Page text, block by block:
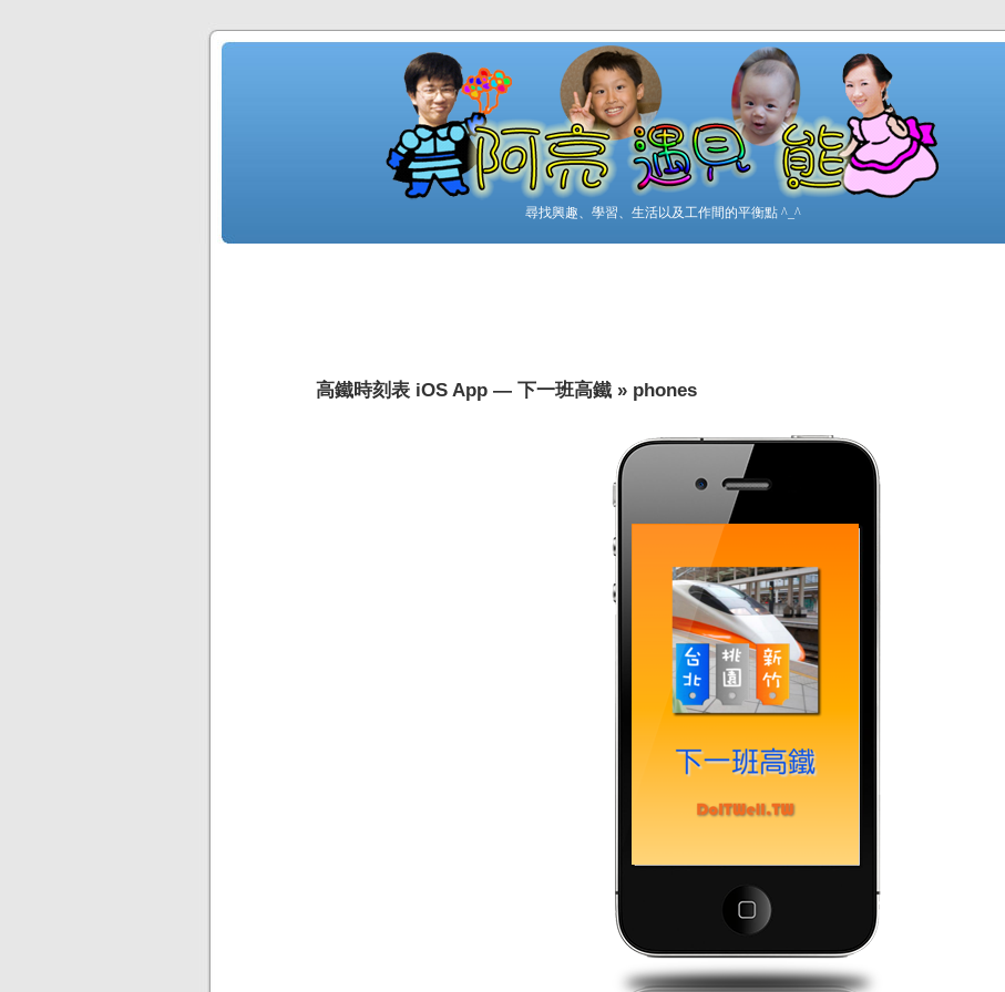
尋找興趣、學習、生活以及工作間的平衡點 ^_^
高鐵時刻表 iOS App — 下一班高鐵 » phones